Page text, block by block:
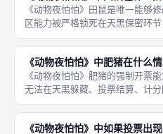
《动物夜怕怕》田鼠是唯一能够
区能力被严格锁死在天黑保密环
宣告阶段，无论何种情况都不能
是区分田鼠与其余所有角色的核
则点。田
《动物夜怕怕》中肥猪在什么
《动物夜怕怕》肥猪的强制开票
无法在天黑躲藏、投票结算、计
告的中途打断发言，必须等场上
后，才能选择是否开启投票，是
核心技能
《动物夜怕怕》中如果投票出